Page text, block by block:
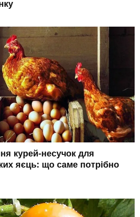
курей-несучок для
яєць: що саме потрібно